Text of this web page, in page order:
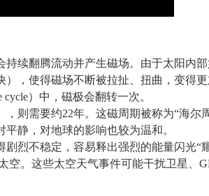
续翻腾流动并产生磁场。由于太阳内
），使得磁场不断被拉扯、扭曲，变得
）中，磁极会翻转一次。
则需要约22年。这磁周期被称为“海尔周
静，对地球的影响也较为温和。
烈不稳定，容易释出强烈的能量闪光“
空。这些太空天气事件可能干扰卫星、